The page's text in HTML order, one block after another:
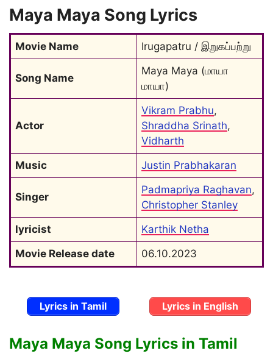
Maya Maya Song Lyrics
Movie Name Irugapatru / இறுகப்பற்று
Song Name
Maya Maya (மாயா
மாயா)
Actor
Vikram Prabhu
Shraddha Srinath
Vidharth
Music
Justin Prabhakaran
Singer
Padmapriya Raghavan
Christopher Stanley
lyricist
Karthik Netha
Movie Release date
06.10.2023
Lyrics in Tamil Lyrics in English
Maya Maya Song Lyrics in Tamil